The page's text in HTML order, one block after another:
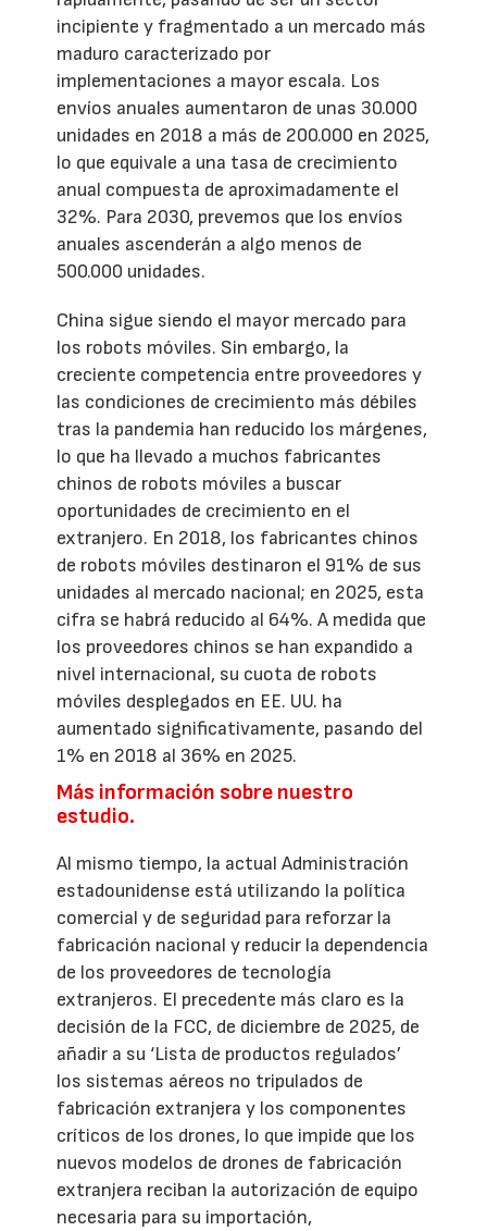
incipiente y fragmentado a un mercado más
maduro caracterizado por
implementaciones a mayor escala. Los
envíos anuales aumentaron de unas 30.000
unidades en 2018 a más de 200.000 en 2025,
lo que equivale a una tasa de crecimiento
anual compuesta de aproximadamente el
32%. Para 2030, prevemos que los envíos
anuales ascenderán a algo menos de
500.000 unidades.
China sigue siendo el mayor mercado para
los robots móviles. Sin embargo, la
creciente competencia entre proveedores y
las condiciones de crecimiento más débiles
tras la pandemia han reducido los márgenes,
lo que ha llevado a muchos fabricantes
chinos de robots móviles a buscar
oportunidades de crecimiento en el
extranjero. En 2018, los fabricantes chinos
de robots móviles destinaron el 91% de sus
unidades al mercado nacional; en 2025, esta
cifra se habrá reducido al 64%. A medida que
los proveedores chinos se han expandido a
nivel internacional, su cuota de robots
móviles desplegados en EE. UU. ha
aumentado significativamente, pasando del
1% en 2018 al 36% en 2025.
Más información sobre nuestro
estudio.
Al mismo tiempo, la actual Administración
estadounidense está utilizando la política
comercial y de seguridad para reforzar la
fabricación nacional y reducir la dependencia
de los proveedores de tecnología
extranjeros. El precedente más claro es la
decisión de la FCC, de diciembre de 2025, de
añadir a su ‘Lista de productos regulados’
los sistemas aéreos no tripulados de
fabricación extranjera y los componentes
críticos de los drones, lo que impide que los
nuevos modelos de drones de fabricación
extranjera reciban la autorización de equipo
necesaria para su importación,